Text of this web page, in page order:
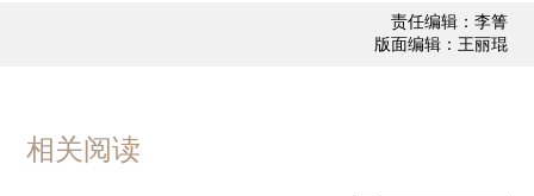
责任编辑：李箐
版面编辑：王丽琨
相关阅读